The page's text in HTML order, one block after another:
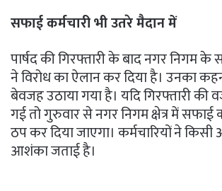
सफाई कर्मचारी भी उतरे मैदान में
पार्षद की गिरफ्तारी के बाद नगर निगम के
ने विरोध का ऐलान कर दिया है। उनका
बेवजह उठाया गया है। यदि गिरफ्तारी की
गई तो गुरुवार से नगर निगम क्षेत्र में सफाई
ठप कर दिया जाएगा। कर्मचारियों ने किसी
आशंका जताई है।